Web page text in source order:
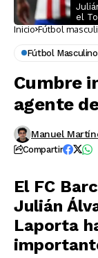
el
Inicio Fútbol
Fútbol Masculino
Cumbre
agente
Manuel
Compartir
El FC
Julián
Laporta